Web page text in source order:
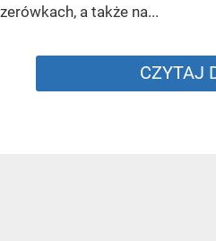
zerówkach, a także na...
CZYTAJ